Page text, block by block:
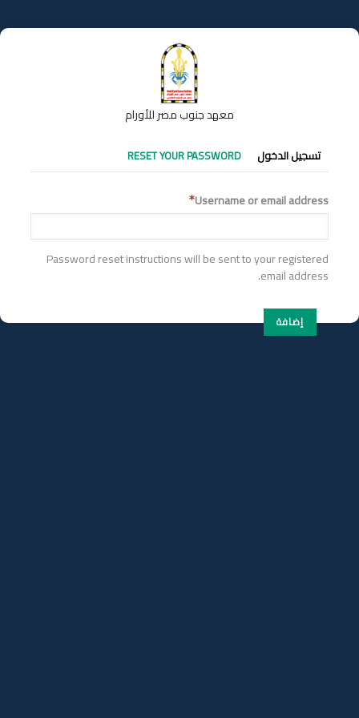
إلى
المحتوى
معهد جنوب مصر للأورام
التبويبات
الأساسية
تسجيل الدخول RESET YOUR PASSWORD
Username or email address
Password reset instructions will be sent to your registered
email address.